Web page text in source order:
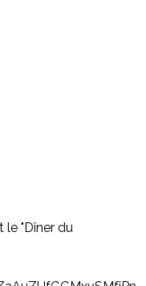
le "Dîner du